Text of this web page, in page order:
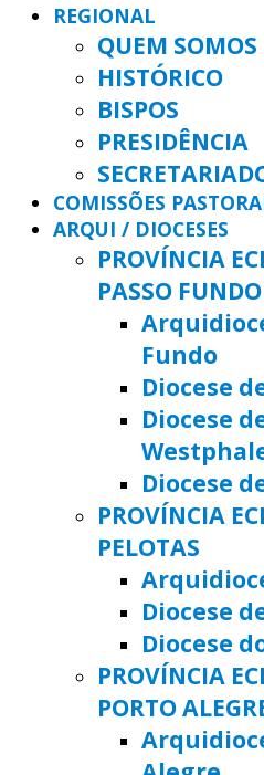
REGIONAL
QUEM SOMOS
HISTÓRICO
BISPOS
PRESIDÊNCIA
COMISSÕES
ARQUI / DIOCESES
PROVÍNCIA
PASSO FUNDO
Fundo
Diocese
Diocese
Diocese
PROVÍNCIA
PELOTAS
Diocese
Diocese
PROVÍNCIA
PORTO